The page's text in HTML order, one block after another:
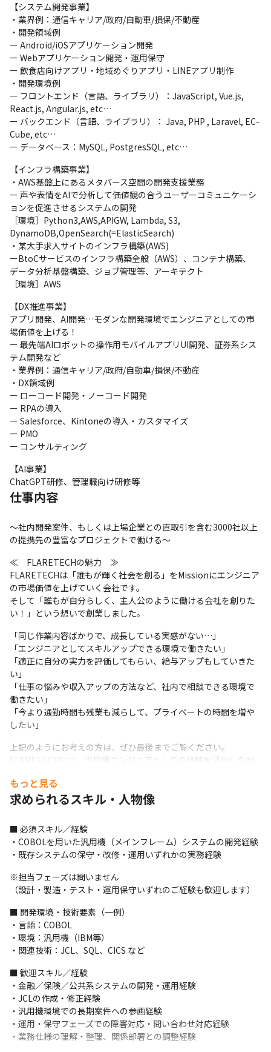
【システム開発事業】
・業界例：通信キャリア/政府/自動車/損保/不動産
・開発領域例
ー Android/iOSアプリケーション開発
ー Webアプリケーション開発・運用保守
ー 飲食店向けアプリ・地域めぐりアプリ・LINEアプリ制作
・開発環境例
ー フロントエンド（言語、ライブラリ）：JavaScript, Vue.js,
React.js, Angular.js, etc…
ー バックエンド（言語、ライブラリ）： Java, PHP , Laravel, EC-
Cube, etc…
ー データベース：MySQL, PostgresSQL, etc…
【インフラ構築事業】
・AWS基盤上にあるメタバース空間の開発支援業務
ー 声や表情をAIで分析して価値観の合うユーザーコミュニケーシ
ョンを促進させるシステムの開発
［環境］Python3,AWS,APIGW, Lambda, S3,
DynamoDB,OpenSearch(=ElasticSearch)
・某大手求人サイトのインフラ構築(AWS)
ーBtoCサービスのインフラ構築全般（AWS）、コンテナ構築、
データ分析基盤構築、ジョブ管理等、アーキテクト
［環境］AWS
【DX推進事業】
アプリ開発、AI開発…モダンな開発環境でエンジニアとしての市
場価値を上げる！
ー 最先端AIロボットの操作用モバイルアプリUI開発、証券系シス
テム開発など
・業界例：通信キャリア/政府/自動車/損保/不動産
・DX領域例
ー ローコード開発・ノーコード開発
ー RPAの導入
ー Salesforce、Kintoneの導入・カスタマイズ
ー PMO
ー コンサルティング
【AI事業】
ChatGPT研修、管理職向け研修等
仕事内容
～社内開発案件、もしくは上場企業との直取引を含む3000社以上
の提携先の豊富なプロジェクトで働ける～
≪　FLARETECHの魅力　≫
FLARETECHは「誰もが輝く社会を創る」をMissionにエンジニア
の市場価値を上げていく会社です。
そして「誰もが自分らしく、主人公のように働ける会社を創りた
い！」という想いで創業しました。
「同じ作業内容ばかりで、成長している実感がない…」
「エンジニアとしてスキルアップできる環境で働きたい」
「適正に自分の実力を評価してもらい、給与アップもしていきた
い」
「仕事の悩みや収入アップの方法など、社内で相談できる環境で
働きたい」
「今より通勤時間も残業も減らして、プライベートの時間を増や
したい」
上記のようにお考えの方は、ぜひ最後までご覧ください。
FLARETECHには、汎用機エンジニアとしての経験を活かしなが
本ポジションでは、金融・保険・公共系を中心とした
社会インフラを支える基幹システム（汎用機）の開発・保守プロ
短期で入れ替わる案件ではなく、
業務知識や現場理解が求められる長期・安定稼働の案件が中心で
単なる作業要員ではなく、既存システムを理解しながら、安定運
用・改善を支えていく役割を担っていただきます。
具体的には、以下のような業務を担当していただきます。
・汎用機（メインフレーム）システムの開発・保守
・COBOLプログラムの改修・追加開発
・テスト、障害対応、運用保守業務
・業務仕様の確認、関係者との調整（経験に応じて）
※設計～製造、製造・保守中心など、
ご経験・志向に応じて無理のない範囲で担当領域を調整しま
す。
もっと見る
求められるスキル・人物像
■ 必須スキル／経験
・COBOLを用いた汎用機（メインフレーム）システムの開発経験
・既存システムの保守・改修・運用いずれかの実務経験
※担当フェーズは問いません
（設計・製造・テスト・運用保守いずれのご経験も歓迎します）
■ 開発環境・技術要素（一例）
・言語：COBOL
・環境：汎用機（IBM等）
・関連技術：JCL、SQL、CICS など
■ 歓迎スキル／経験
・金融／保険／公共系システムの開発・運用経験
・JCLの作成・修正経験
・汎用機環境での長期案件への参画経験
・運用・保守フェーズでの障害対応・問い合わせ対応経験
・業務仕様の理解・整理、関係部署との調整経験